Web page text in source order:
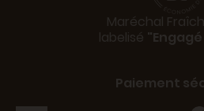
Maréchal
labelisé
Paiement